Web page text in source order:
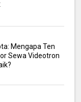
Mengapa Ten
Sewa Videotron